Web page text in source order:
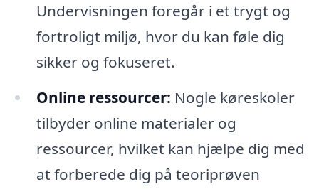
Undervisningen foregår i et trygt og
fortroligt miljø, hvor du kan føle dig
sikker og fokuseret.
Online ressourcer: Nogle køreskoler
tilbyder online materialer og
ressourcer, hvilket kan hjælpe dig med
at forberede dig på teoriprøven